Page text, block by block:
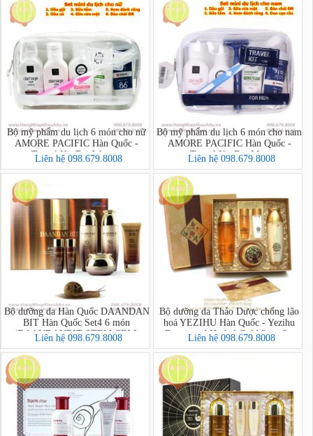
Bộ mỹ phẩm du lịch 6 món cho nữ
AMORE PACIFIC Hàn Quốc -
Travel Kit For Women
Liên hệ 098.679.8008
Bộ mỹ phẩm du lịch 6 món cho nam
AMORE PACIFIC Hàn Quốc -
Travel Kit For Men
Liên hệ 098.679.8008
Bộ dưỡng da Hàn Quốc DAANDAN
BIT Hàn Quốc Set4 6 món
(DAANDANBIT STEM CELL
PREMIUM SNAIL 4SET)
Liên hệ 098.679.8008
Bộ dưỡng da Thảo Dược chống lão
hoá YEZIHU Hàn Quốc - Yezihu
Fermented Herbal Gold 3pcs Set
Liên hệ 098.679.8008